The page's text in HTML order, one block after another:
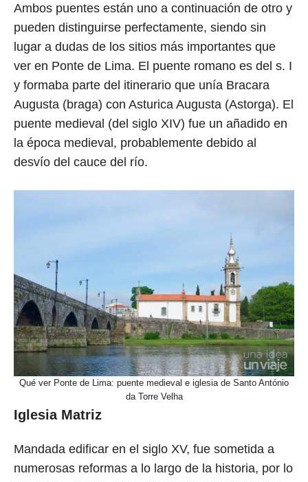
Ambos puentes están uno a continuación de otro y
pueden distinguirse perfectamente, siendo sin
lugar a dudas de los sitios más importantes que
ver en Ponte de Lima. El puente romano es del s. I
y formaba parte del itinerario que unía Bracara
Augusta (braga) con Asturica Augusta (Astorga). El
puente medieval (del siglo XIV) fue un añadido en
la época medieval, probablemente debido al
desvío del cauce del río.
Qué ver Ponte de Lima: puente medieval e iglesia de Santo António
da Torre Velha
Iglesia Matriz
Mandada edificar en el siglo XV, fue sometida a
numerosas reformas a lo largo de la historia, por lo